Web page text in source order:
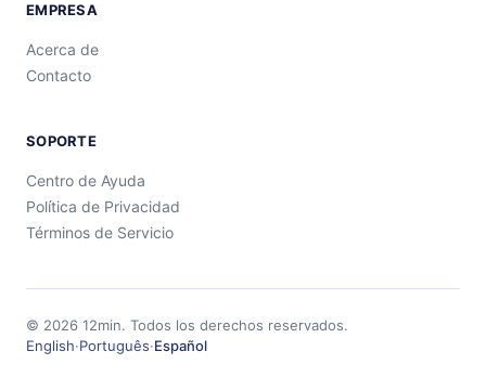
EMPRESA
Acerca de
Contacto
SOPORTE
Centro de Ayuda
Política de Privacidad
Términos de Servicio
© 2026 12min. Todos los derechos reservados.
English·Português·Español